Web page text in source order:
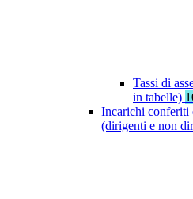
Tassi di
in tabelle)
Incarichi conferiti
(dirigenti e non